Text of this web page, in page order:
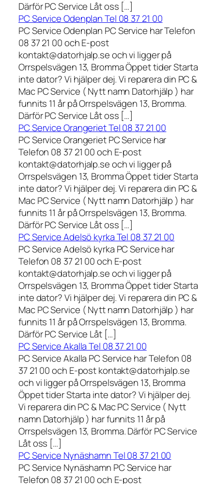
Därför PC Service Låt oss […]
PC Service Odenplan Tel 08 37 21 00
PC Service Odenplan PC Service har Telefon
08 37 21 00 och E-post
kontakt@datorhjalp.se och vi ligger på
Orrspelsvägen 13, Bromma Öppet tider Starta
inte dator? Vi hjälper dej. Vi reparera din PC &
Mac PC Service ( Nytt namn Datorhjälp ) har
funnits 11 år på Orrspelsvägen 13, Bromma.
Därför PC Service Låt oss […]
PC Service Orangeriet Tel 08 37 21 00
PC Service Orangeriet PC Service har
Telefon 08 37 21 00 och E-post
kontakt@datorhjalp.se och vi ligger på
Orrspelsvägen 13, Bromma Öppet tider Starta
inte dator? Vi hjälper dej. Vi reparera din PC &
Mac PC Service ( Nytt namn Datorhjälp ) har
funnits 11 år på Orrspelsvägen 13, Bromma.
Därför PC Service Låt oss […]
PC Service Adelsö kyrka Tel 08 37 21 00
PC Service Adelsö kyrka PC Service har
Telefon 08 37 21 00 och E-post
kontakt@datorhjalp.se och vi ligger på
Orrspelsvägen 13, Bromma Öppet tider Starta
inte dator? Vi hjälper dej. Vi reparera din PC &
Mac PC Service ( Nytt namn Datorhjälp ) har
funnits 11 år på Orrspelsvägen 13, Bromma.
Därför PC Service Låt […]
PC Service Akalla Tel 08 37 21 00
PC Service Akalla PC Service har Telefon 08
37 21 00 och E-post kontakt@datorhjalp.se
och vi ligger på Orrspelsvägen 13, Bromma
Öppet tider Starta inte dator? Vi hjälper dej.
Vi reparera din PC & Mac PC Service ( Nytt
namn Datorhjälp ) har funnits 11 år på
Orrspelsvägen 13, Bromma. Därför PC Service
Låt oss […]
PC Service Nynäshamn Tel 08 37 21 00
PC Service Nynäshamn PC Service har
Telefon 08 37 21 00 och E-post